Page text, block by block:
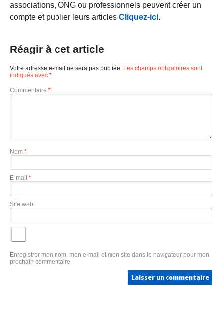
associations, ONG ou professionnels peuvent créer un
compte et publier leurs articles Cliquez-ici.
Réagir à cet article
Votre adresse e-mail ne sera pas publiée. Les champs obligatoires sont
indiqués avec *
Commentaire *
Nom *
E-mail *
Site web
Enregistrer mon nom, mon e-mail et mon site dans le navigateur pour mon
prochain commentaire.